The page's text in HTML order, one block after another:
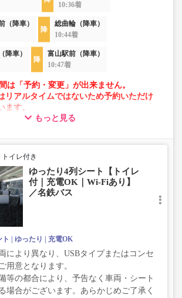
10:36着
（降車）
総曲輪（降車）
10:44着
降車）
富山駅前（降車）
10:47着
は「予約・変更」が出来ません。
リアルタイムではないため予約いただけ
ます。
変更となる場合がございます。これに伴
了承ください。
もっと見る
トイレ付き
ゆったり4列シート【トイレ
付｜充電OK｜Wi-Fiあり】
／名鉄バス
ト ゆったり 充電OK
により異なり、USBタイプまたはコンセ
用意となります。
等の都合により、予告なく車両・シート
場合がございます。あらかじめご了承く